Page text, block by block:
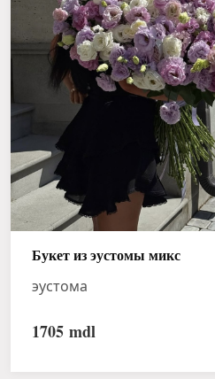
Букет из эустомы микс
эустома
1705 mdl